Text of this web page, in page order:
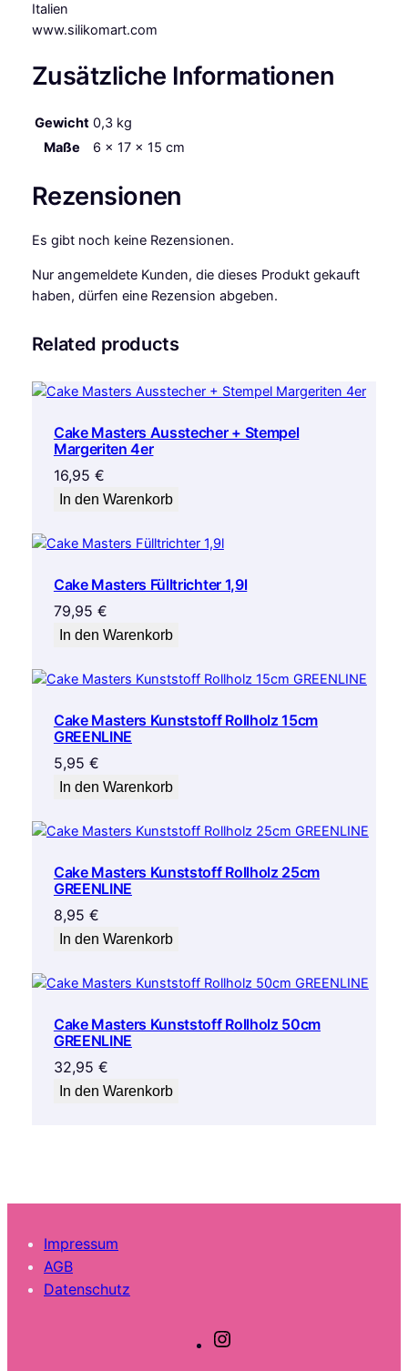
Italien
www.silikomart.com
Zusätzliche Informationen
Gewicht 0,3 kg
Maße
6 × 17 × 15 cm
Rezensionen
Es gibt noch keine Rezensionen.
Nur angemeldete Kunden, die dieses Produkt gekauft
haben, dürfen eine Rezension abgeben.
Related products
Cake Masters Ausstecher + Stempel
Margeriten 4er
16,95 €
In den Warenkorb
Cake Masters Fülltrichter 1,9l
79,95 €
In den Warenkorb
Cake Masters Kunststoff Rollholz 15cm
GREENLINE
5,95 €
In den Warenkorb
Cake Masters Kunststoff Rollholz 25cm
GREENLINE
8,95 €
In den Warenkorb
Cake Masters Kunststoff Rollholz 50cm
GREENLINE
32,95 €
In den Warenkorb
Impressum
AGB
Datenschutz